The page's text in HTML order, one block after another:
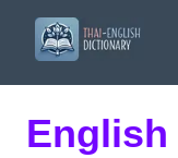
English